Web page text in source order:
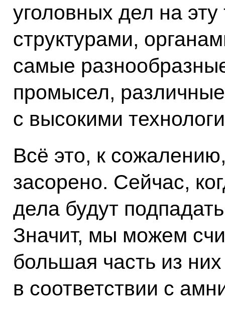
уголовных дел на
структурами,
самые
промысел,
с высокими
Всё это, к
засорено. Сейчас,
дела будут
Значит, мы можем
большая часть из
в соответствии с